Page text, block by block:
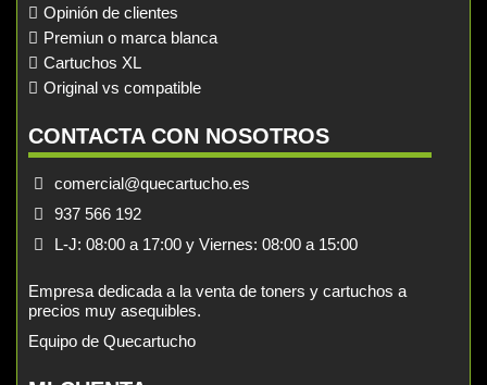
Opinión de clientes
Premiun o marca blanca
Cartuchos XL
Original vs compatible
CONTACTA CON NOSOTROS
comercial@quecartucho.es
937 566 192
L-J: 08:00 a 17:00 y Viernes: 08:00 a 15:00
Empresa dedicada a la venta de toners y cartuchos a
precios muy asequibles.
Equipo de Quecartucho